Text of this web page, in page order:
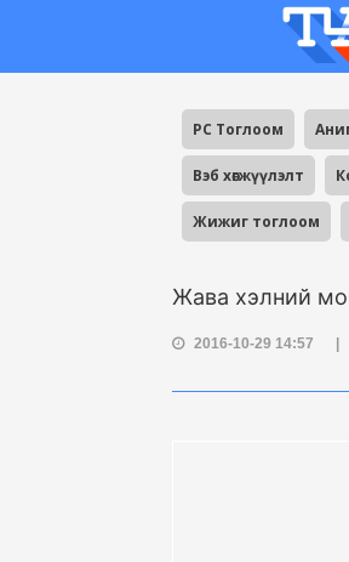
PC Тоглоом
Вэб хөгжүүлэлт
Жижиг тоглоом
Жава хэлний
2016-10-29 14:57